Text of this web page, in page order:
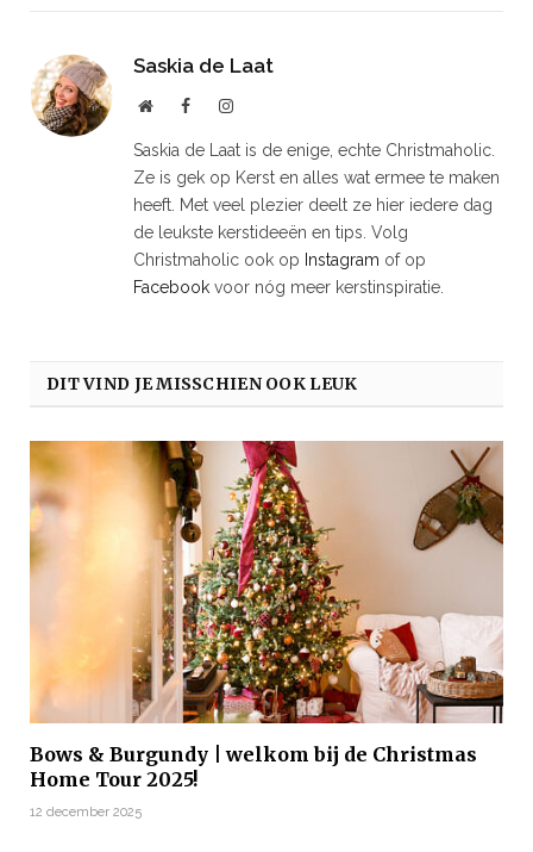
Saskia de Laat
WebsiteFacebookInstagram
Saskia de Laat is de enige, echte Christmaholic.
Ze is gek op Kerst en alles wat ermee te maken
heeft. Met veel plezier deelt ze hier iedere dag
de leukste kerstideeën en tips. Volg
Christmaholic ook op Instagram of op
Facebook voor nóg meer kerstinspiratie.
DIT VIND JE MISSCHIEN OOK LEUK
Bows & Burgundy | welkom bij de Christmas
Home Tour 2025!
12 december 2025